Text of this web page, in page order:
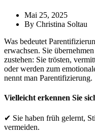
Mai 25, 2025
By Christina Soltau
Was bedeutet
erwachsen. Sie
zustehen: Sie trösten,
oder werden zum
nennt man Parentifizierung.
Vielleicht erkennen Sie
✔ Sie haben früh gelernt,
vermeiden.